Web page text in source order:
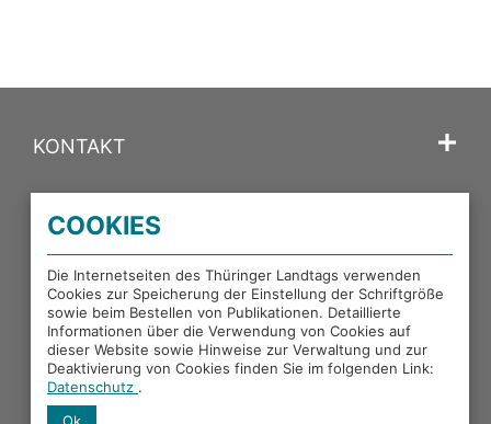
KONTAKT
PORTALE DES THÜRINGER LANDTAGS
EXTERNE LINKS
COOKIES
Die Internetseiten des Thüringer Landtags verwenden
Cookies zur Speicherung der Einstellung der Schriftgröße
sowie beim Bestellen von Publikationen. Detaillierte
Informationen über die Verwendung von Cookies auf
dieser Website sowie Hinweise zur Verwaltung und zur
Deaktivierung von Cookies finden Sie im folgenden Link:
Datenschutz .